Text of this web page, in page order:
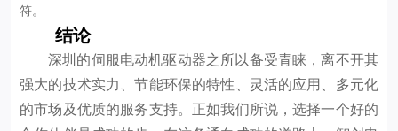
符。
结论
深圳的伺服电动机驱动器之所以备受青睐，离不开其
强大的技术实力、节能环保的特性、灵活的应用、多元化
的市场及优质的服务支持。正如我们所说，选择一个好的